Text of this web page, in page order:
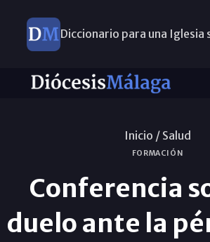
Diccionario para una Iglesia
Nuevos nombramientos
Inicio / Salud
FORMACIÓN
Conferencia
duelo ante la